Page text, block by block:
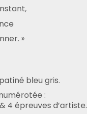
»
bleu gris.
:
4 épreuves d’artiste.